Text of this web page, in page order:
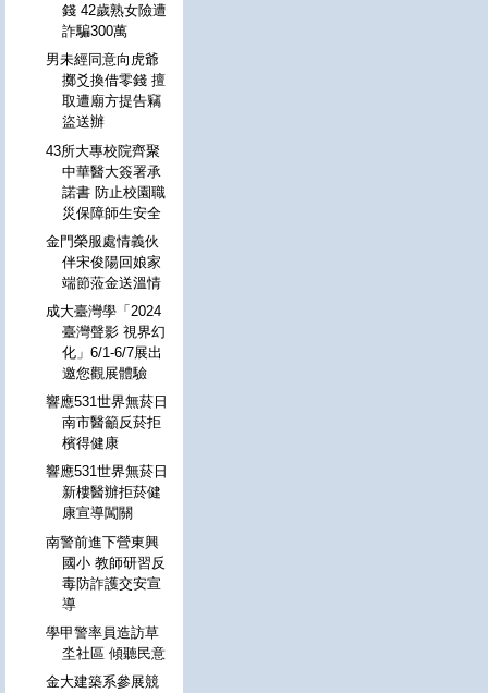
錢 42歲熟女險遭
詐騙300萬
男未經同意向虎爺
擲爻換借零錢 擅
取遭廟方提告竊
盜送辦
43所大專校院齊聚
中華醫大簽署承
諾書 防止校園職
災保障師生安全
金門榮服處情義伙
伴宋俊陽回娘家
端節蒞金送溫情
成大臺灣學「2024
臺灣聲影 視界幻
化」6/1-6/7展出
邀您觀展體驗
響應531世界無菸日
南市醫籲反菸拒
檳得健康
響應531世界無菸日
新樓醫辦拒菸健
康宣導闖關
南警前進下營東興
國小 教師研習反
毒防詐護交安宣
導
學甲警率員造訪草
坔社區 傾聽民意
金大建築系參展競